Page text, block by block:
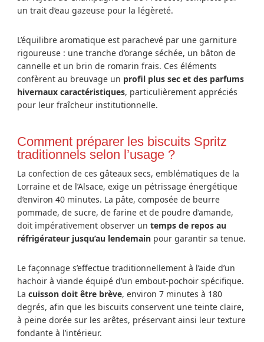
un trait d’eau gazeuse pour la légèreté.
L’équilibre aromatique est parachevé par une garniture
rigoureuse : une tranche d’orange séchée, un bâton de
cannelle et un brin de romarin frais. Ces éléments
confèrent au breuvage un profil plus sec et des parfums
hivernaux caractéristiques, particulièrement appréciés
pour leur fraîcheur institutionnelle.
Comment préparer les biscuits Spritz
traditionnels selon l’usage ?
La confection de ces gâteaux secs, emblématiques de la
Lorraine et de l’Alsace, exige un pétrissage énergétique
d’environ 40 minutes. La pâte, composée de beurre
pommade, de sucre, de farine et de poudre d’amande,
doit impérativement observer un temps de repos au
réfrigérateur jusqu’au lendemainpour garantir sa tenue.
Le façonnage s’effectue traditionnellement à l’aide d’un
hachoir à viande équipé d’un embout-pochoir spécifique.
La cuisson doit être brève, environ 7 minutes à 180
degrés, afin que les biscuits conservent une teinte claire,
à peine dorée sur les arêtes, préservant ainsi leur texture
fondante à l’intérieur.